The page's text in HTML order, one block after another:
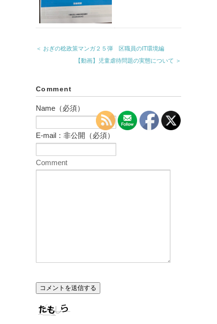
＜ おぎの稔政策マンガ２５弾 区職員のIT環境編
【動画】児童虐待問題の実態について ＞
Comment
Name（必須）
E-mail：非公開（必須）
Comment